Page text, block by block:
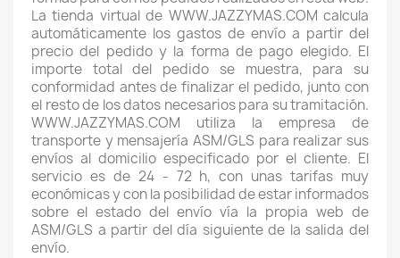
La tienda virtual de WWW.JAZZYMAS.COM calcula
automáticamente los gastos de envío a partir del
precio del pedido y la forma de pago elegido. El
importe total del pedido se muestra, para su
conformidad antes de finalizar el pedido, junto con
el resto de los datos necesarios para su tramitación.
WWW.JAZZYMAS.COM utiliza la empresa de
transporte y mensajería ASM/GLS para realizar sus
envíos al domicilio especificado por el cliente. El
servicio es de 24 - 72 h, con unas tarifas muy
económicas y con la posibilidad de estar informados
sobre el estado del envío vía la propia web de
ASM/GLS a partir del día siguiente de la salida del
envío.